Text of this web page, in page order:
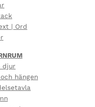
| Ord
djur
hängen